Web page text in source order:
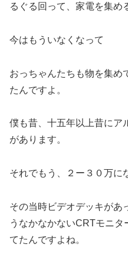
るぐる回って、家電を集め
今はもういなくなって
おっちゃんたちも物を集め
たんですよ。
僕も昔、十五年以上昔にア
があります。
それでもう、２ー３０万に
その当時ビデオデッキがあ
うなかなかないCRTモニ
てたんですよね。